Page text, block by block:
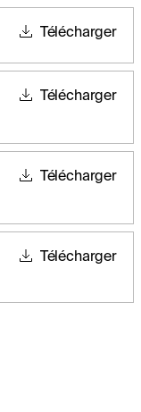
Télécharger
Télécharger
Télécharger
Télécharger